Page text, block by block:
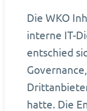
Die WKO
interne IT-
entschied
hatte. Die